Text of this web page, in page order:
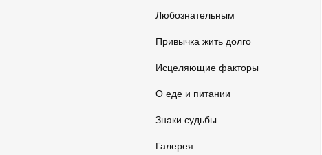
Любознательным
Привычка жить долго
Исцеляющие факторы
О еде и питании
Знаки судьбы
Галерея